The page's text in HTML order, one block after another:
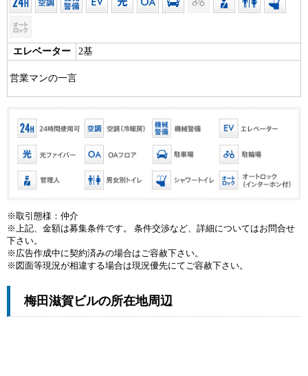
エレベーター 2基
営業マンの一言
※取引態様：仲介
※上記、金額は募集条件です。 条件交渉など、詳細についてはお問合せ
下さい。
※広告作成中に契約済みの場合はご容赦下さい。
※図面等現況が相違する場合は現況優先にてご容赦下さい。
梅田滋賀ビルの所在地周辺